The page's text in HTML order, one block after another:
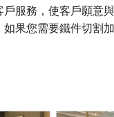
戶服務，使客戶願意
如果您需要鐵件切割